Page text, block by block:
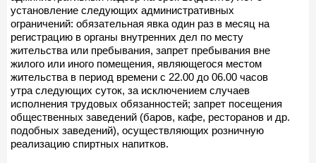
установление следующих административных
ограничений: обязательная явка один раз в месяц на
регистрацию в органы внутренних дел по месту
жительства или пребывания, запрет пребывания вне
жилого или иного помещения, являющегося местом
жительства в период времени с 22.00 до 06.00 часов
утра следующих суток, за исключением случаев
исполнения трудовых обязанностей; запрет посещения
общественных заведений (баров, кафе, ресторанов и др.
подобных заведений), осуществляющих розничную
реализацию спиртных напитков.